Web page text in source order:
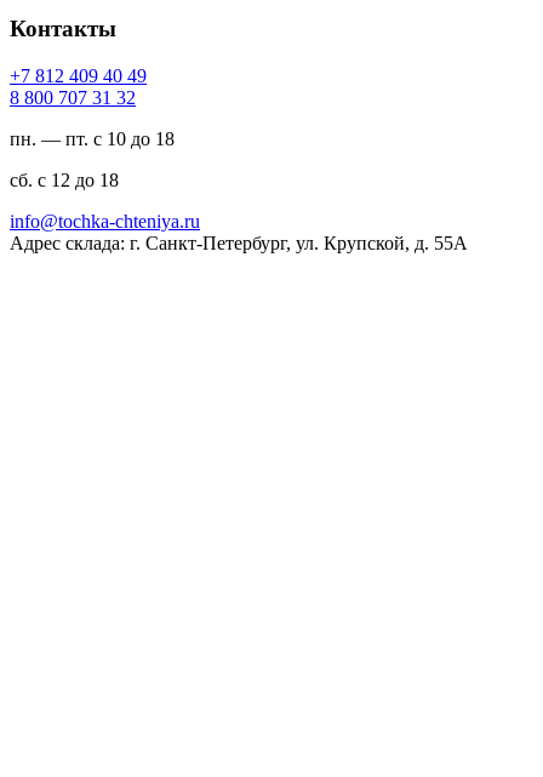
Контакты
94 04 904 218 7+
23 13 707 008 8
пн. — пт. с 10 до 18
сб. с 12 до 18
ur.ayinethc-akhcot@ofni
Адрес склада: г. Санкт-Петербург, ул. Крупской, д. 55А